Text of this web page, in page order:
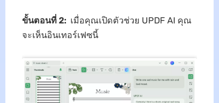
ขั้นตอนที่ 2: เมื่อคุณเปิดตัวช่วย UPDF AI คุณ
จะเห็นอินเทอร์เฟซนี้